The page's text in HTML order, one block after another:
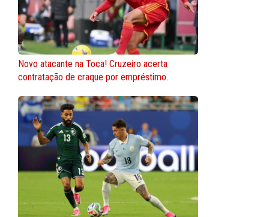
Novo atacante na Toca! Cruzeiro acerta
contratação de craque por empréstimo.